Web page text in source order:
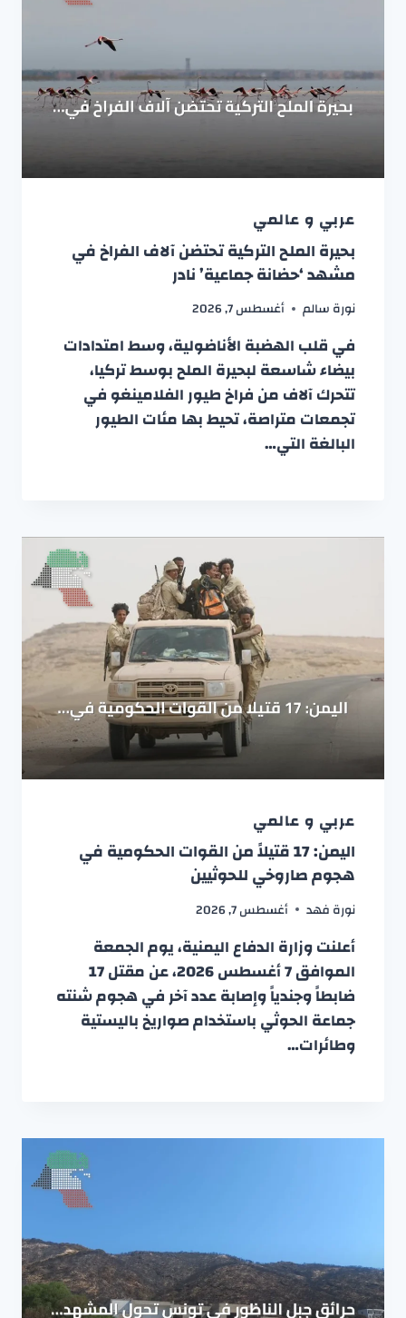
عربي و عالمي
بحيرة الملح التركية تحتضن آلاف الفراخ في
مشهد ‘حضانة جماعية’ نادر
نورة سالم أغسطس 7, 2026
في قلب الهضبة الأناضولية، وسط امتدادات
بيضاء شاسعة لبحيرة الملح بوسط تركيا،
تتحرك آلاف من فراخ طيور الفلامينغو في
تجمعات متراصة، تحيط بها مئات الطيور
البالغة التي…
عربي و عالمي
اليمن: 17 قتيلاً من القوات الحكومية في
هجوم صاروخي للحوثيين
نورة فهد أغسطس 7, 2026
أعلنت وزارة الدفاع اليمنية، يوم الجمعة
الموافق 7 أغسطس 2026، عن مقتل 17
ضابطاً وجندياً وإصابة عدد آخر في هجوم شنته
جماعة الحوثي باستخدام صواريخ باليستية
وطائرات…